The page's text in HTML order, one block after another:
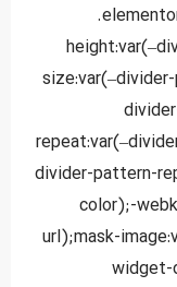
divider-pattern-
color);-
url);mask-
widget-